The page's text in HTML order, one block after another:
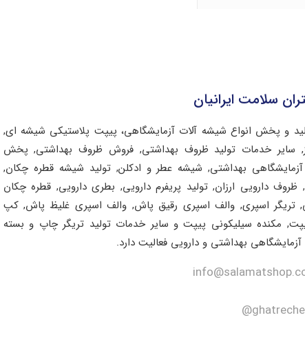
سلامت ایرانیان
و پخش انواع شیشه آلات آزمایشگاهی، پیپت پلاستیکی شیشه ای,
سایر خدمات تولید ظروف بهداشتی, فروش ظروف بهداشتی, پخش
بهداشتی, شیشه عطر و ادکلن, تولید شیشه قطره چکان,
دارویی ارزان, تولید پریفرم دارویی, بطری دارویی, قطره چکان
تریگر اسپری, والف اسپری رقیق پاش, والف اسپری غلیظ پاش, کپ
مکنده سیلیکونی پیپت و سایر خدمات تولید تریگر چاپ و بسته
بهداشتی و دارویی فعالیت دارد.